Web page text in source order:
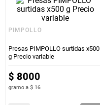
PIMPOLLO
Presas PIMPOLLO surtidas x500
g Precio variable
$ 8000
gramo a $ 16